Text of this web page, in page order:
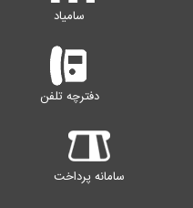
سامیاد
دفترچه تلفن
سامانه پرداخت